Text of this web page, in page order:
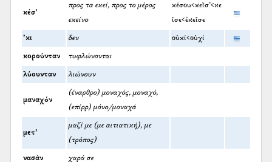
κέσ’
προς τα εκεί, προς το μέρος
εκείνο
κέσου<κεῖσ’<κε
ῖσε<ἐκεῖσε
’κι δεν οὐκί<οὐχί
κορούνταν τυφλώνονται
λύουνταν λιώνουν
μαναχόν
(έναρθρο) μοναχός, μοναχό,
(επίρρ) μόνο/μοναχά
μετ’
μαζί με (με αιτιατική), με
(τρόπος)
νασάν χαρά σε